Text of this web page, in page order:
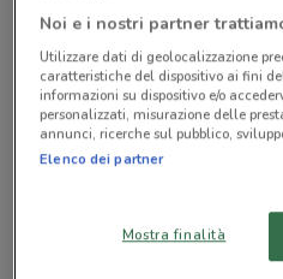
Negozi Jeep a Roma
Viale Manzoni, 67 Roma
Noi e i nostri partner
Utilizzare dati di geolocalizzazione
caratteristiche del dispositivo ai fini
informazioni su dispositivo e/o
personalizzati, misurazione delle
annunci, ricerche sul pubblico,
Elenco dei partner
Mostra finalità